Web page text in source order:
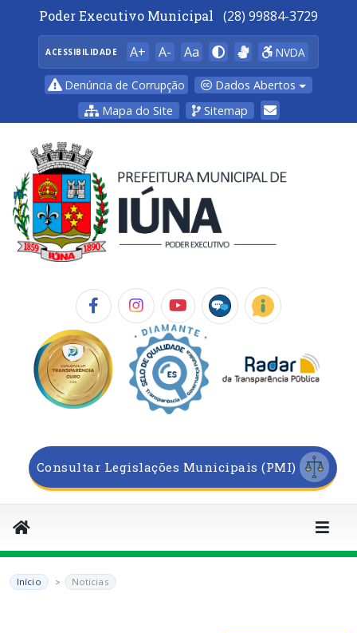
Poder Executivo Municipal (28) 99884-3729
ACESSIBILIDADE A+ A- Aa NVDA
Denúncia de Corrupção
Dados Abertos
Mapa do Site
Sitemap
Consultar Legislações Municipais (PMI)
Início Noticias